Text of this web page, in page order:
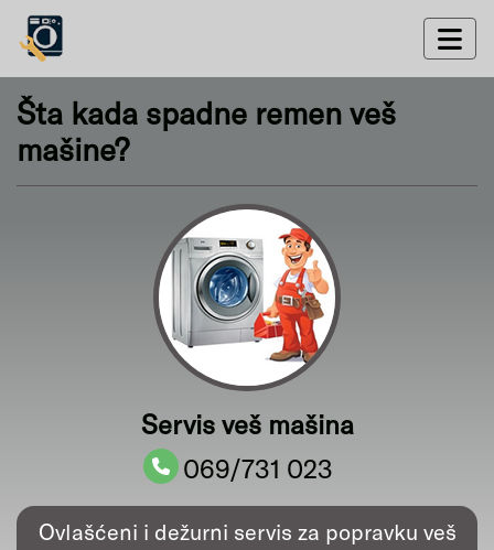
Šta kada spadne remen veš
mašine?
Servis veš mašina
069/731 023
Ovlašćeni i dežurni servis za popravku veš